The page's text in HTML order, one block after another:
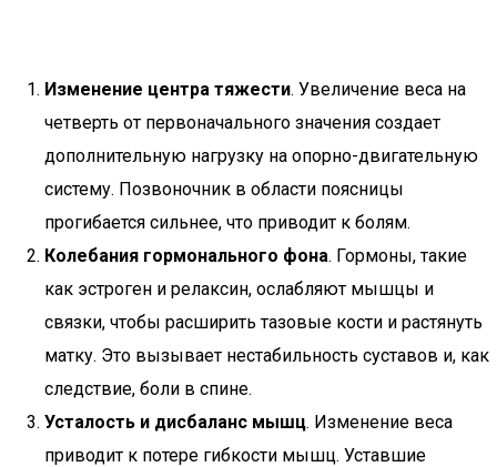
Изменение центра тяжести. Увеличение веса на
четверть от первоначального значения создает
дополнительную нагрузку на опорно-двигательную
систему. Позвоночник в области поясницы
прогибается сильнее, что приводит к болям.
Колебания гормонального фона. Гормоны, такие
как эстроген и релаксин, ослабляют мышцы и
связки, чтобы расширить тазовые кости и растянуть
матку. Это вызывает нестабильность суставов и, как
следствие, боли в спине.
Усталость и дисбаланс мышц. Изменение веса
приводит к потере гибкости мышц. Уставшие